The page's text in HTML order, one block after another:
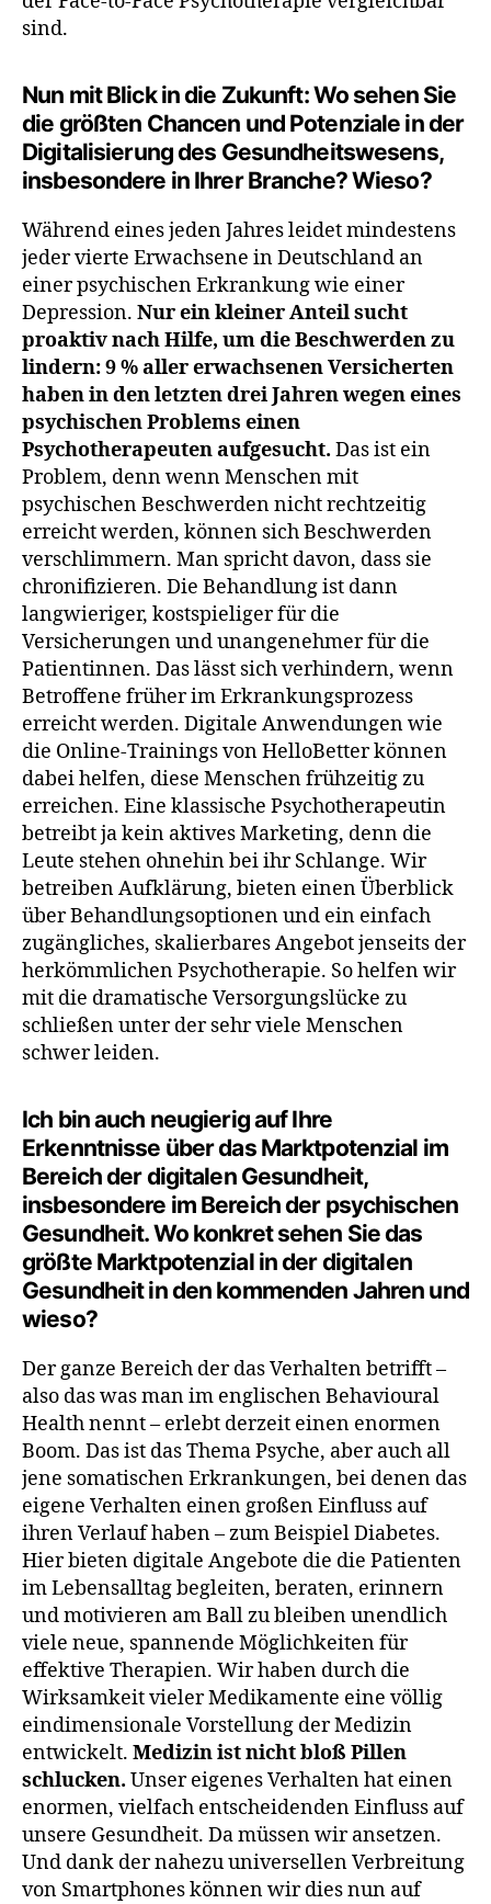
sind.
Nun mit Blick in die Zukunft: Wo sehen Sie
die größten Chancen und Potenziale in der
Digitalisierung des Gesundheitswesens,
insbesondere in Ihrer Branche? Wieso?
Während eines jeden Jahres leidet mindestens
jeder vierte Erwachsene in Deutschland an
einer psychischen Erkrankung wie einer
Depression. Nur ein kleiner Anteil sucht
proaktiv nach Hilfe, um die Beschwerden zu
lindern: 9 % aller erwachsenen Versicherten
haben in den letzten drei Jahren wegen eines
psychischen Problems einen
Psychotherapeuten aufgesucht. Das ist ein
Problem, denn wenn Menschen mit
psychischen Beschwerden nicht rechtzeitig
erreicht werden, können sich Beschwerden
verschlimmern. Man spricht davon, dass sie
chronifizieren. Die Behandlung ist dann
langwieriger, kostspieliger für die
Versicherungen und unangenehmer für die
Patientinnen. Das lässt sich verhindern, wenn
Betroffene früher im Erkrankungsprozess
erreicht werden. Digitale Anwendungen wie
die Online-Trainings von HelloBetter können
dabei helfen, diese Menschen frühzeitig zu
erreichen. Eine klassische Psychotherapeutin
betreibt ja kein aktives Marketing, denn die
Leute stehen ohnehin bei ihr Schlange. Wir
betreiben Aufklärung, bieten einen Überblick
über Behandlungsoptionen und ein einfach
zugängliches, skalierbares Angebot jenseits der
herkömmlichen Psychotherapie. So helfen wir
mit die dramatische Versorgungslücke zu
schließen unter der sehr viele Menschen
schwer leiden.
Ich bin auch neugierig auf Ihre
Erkenntnisse über das Marktpotenzial im
Bereich der digitalen Gesundheit,
insbesondere im Bereich der psychischen
Gesundheit. Wo konkret sehen Sie das
größte Marktpotenzial in der digitalen
Gesundheit in den kommenden Jahren und
wieso?
Der ganze Bereich der das Verhalten betrifft –
also das was man im englischen Behavioural
Health nennt – erlebt derzeit einen enormen
Boom. Das ist das Thema Psyche, aber auch all
jene somatischen Erkrankungen, bei denen das
eigene Verhalten einen großen Einfluss auf
ihren Verlauf haben – zum Beispiel Diabetes.
Hier bieten digitale Angebote die die Patienten
im Lebensalltag begleiten, beraten, erinnern
und motivieren am Ball zu bleiben unendlich
viele neue, spannende Möglichkeiten für
effektive Therapien. Wir haben durch die
Wirksamkeit vieler Medikamente eine völlig
eindimensionale Vorstellung der Medizin
entwickelt. Medizin ist nicht bloß Pillen
schlucken. Unser eigenes Verhalten hat einen
enormen, vielfach entscheidenden Einfluss auf
unsere Gesundheit. Da müssen wir ansetzen.
Und dank der nahezu universellen Verbreitung
von Smartphones können wir dies nun auf